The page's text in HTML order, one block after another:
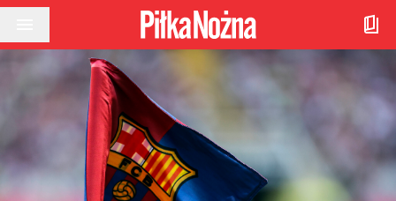
Przejdź do treści